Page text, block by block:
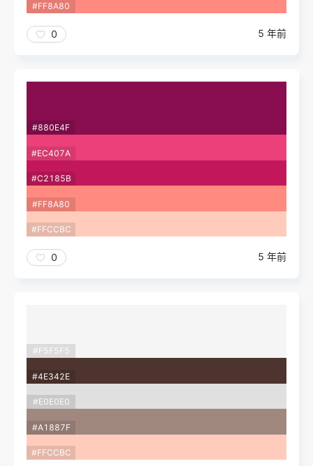
#FF8A80
0 5 年前
#880E4F
#EC407A
#C2185B
#FF8A80
#FFCCBC
0 5 年前
#F5F5F5
#4E342E
#E0E0E0
#A1887F
#FFCCBC